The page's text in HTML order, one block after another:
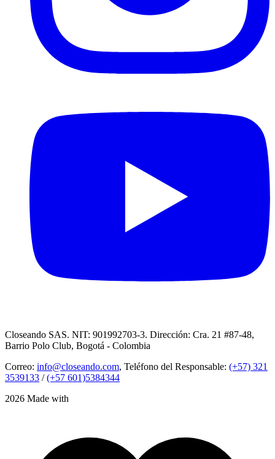
Closeando SAS. NIT: 901992703-3. Dirección: Cra. 21 #87-48,
Barrio Polo Club, Bogotá - Colombia
Correo: info@closeando.com, Teléfono del Responsable: (+57) 321
3539133 /(+57 601)5384344
2026 Made with